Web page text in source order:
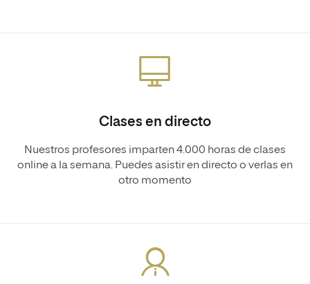
Clases en directo
Nuestros profesores imparten 4.000 horas de clases
online a la semana. Puedes asistir en directo o verlas en
otro momento